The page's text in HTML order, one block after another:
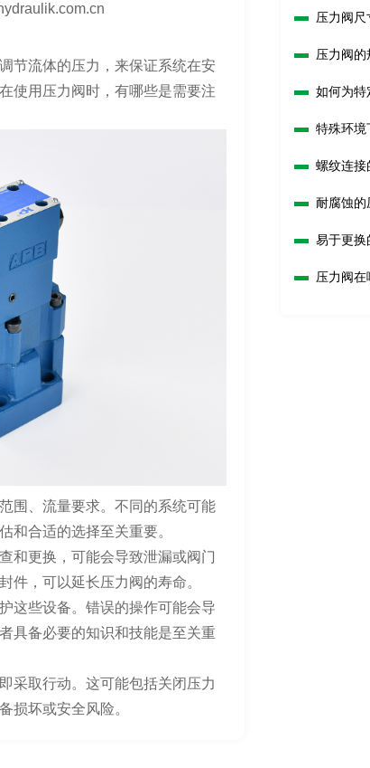
流体的压力，来保证系统在安
使用压力阀时，有哪些是需要注
、流量要求。不同的系统可能
和合适的选择至关重要。
更换，可能会导致泄漏或阀门
件，可以延长压力阀的寿命。
些设备。错误的操作可能会导
具备必要的知识和技能是至关重
取行动。这可能包括关闭压力
损坏或安全风险。
压力阀尺
压力阀的
如何为特
特殊环境
螺纹连接
耐腐蚀的
易于更换
压力阀在